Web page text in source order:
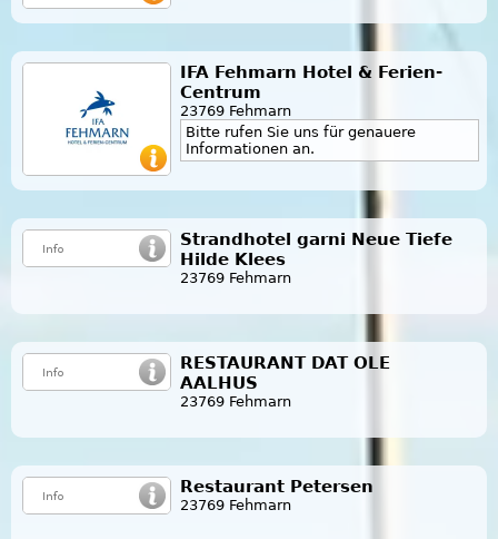
IFA Fehmarn Hotel & Ferien-
Centrum
23769 Fehmarn
Bitte rufen Sie uns für genauere
Informationen an.
Strandhotel garni Neue Tiefe
Hilde Klees
23769 Fehmarn
RESTAURANT DAT OLE
AALHUS
23769 Fehmarn
Restaurant Petersen
23769 Fehmarn